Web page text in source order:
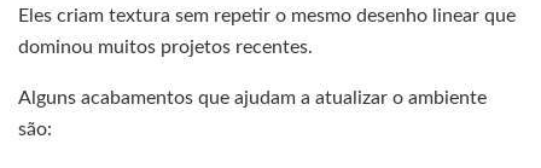
Eles criam textura sem repetir o mesmo desenho linear que
dominou muitos projetos recentes.
Alguns acabamentos que ajudam a atualizar o ambiente
são: